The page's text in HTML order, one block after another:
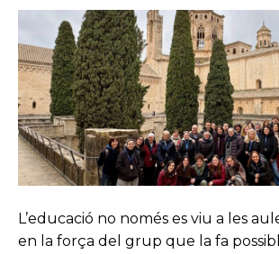
L’educació no només es viu a les
en la força del grup que la fa